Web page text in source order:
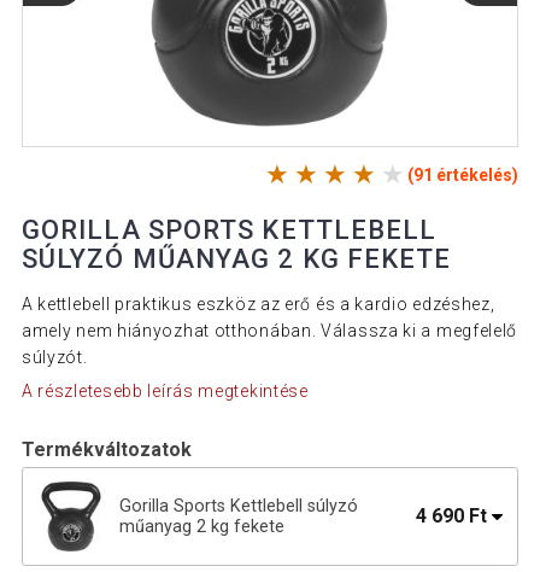
(91 értékelés)
GORILLA SPORTS KETTLEBELL
SÚLYZÓ MŰANYAG 2 KG FEKETE
A kettlebell praktikus eszköz az erő és a kardio edzéshez,
amely nem hiányozhat otthonában. Válassza ki a megfelelő
súlyzót.
A részletesebb leírás megtekintése
Termékváltozatok
Gorilla Sports Kettlebell súlyzó
műanyag 2 kg fekete
4 690 Ft